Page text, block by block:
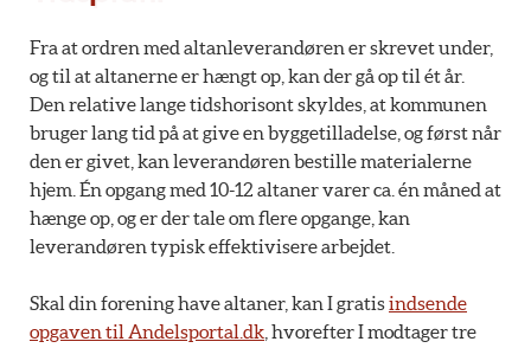
Fra at ordren med altanleverandøren er skrevet under,
og til at altanerne er hængt op, kan der gå op til ét år.
Den relative lange tidshorisont skyldes, at kommunen
bruger lang tid på at give en byggetilladelse, og først når
den er givet, kan leverandøren bestille materialerne
hjem. Én opgang med 10-12 altaner varer ca. én måned at
hænge op, og er der tale om flere opgange, kan
leverandøren typisk effektivisere arbejdet.
Skal din forening have altaner, kan I gratisindsende
opgaven til Andelsportal.dk , hvorefter I modtager tre